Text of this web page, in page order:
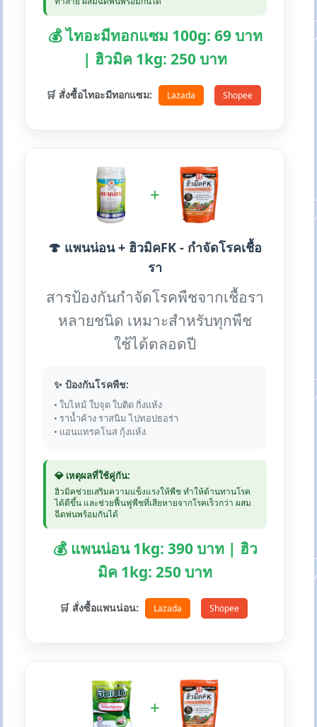
💰 ไทอะมีทอกแซม 100g: 69 บาท
| ฮิวมิค 1kg: 250 บาท
🛒 สั่งซื้อไทอะมีทอกแซม: Lazada Shopee
+
🍄 แพนน่อน + ฮิวมิคFK - กำจัดโรคเชื้อ
รา
สารป้องกันกำจัดโรคพืชจากเชื้อรา
หลายชนิด เหมาะสำหรับทุกพืช
ใช้ได้ตลอดปี
✨ ป้องกันโรคพืช:
• ใบไหม้ ใบจุด ใบติด กิ่งแห้ง
• ราน้ำค้าง ราสนิม ไปทอปธอร่า
• แอนแทรคโนส กุ้งแห้ง
💎 เหตุผลที่ใช้คู่กัน:
ฮิวมิคช่วยเสริมความแข็งแรงให้พืช ทำให้ต้านทานโรค
ได้ดีขึ้น และช่วยฟื้นฟูพืชที่เสียหายจากโรคเร็วกว่า ผสม
ฉีดพ่นพร้อมกันได้
💰 แพนน่อน 1kg: 390 บาท | ฮิว
มิค 1kg: 250 บาท
🛒 สั่งซื้อแพนน่อน: Lazada Shopee
+